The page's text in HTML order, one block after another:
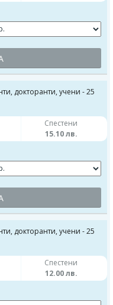
докторанти, учени - 25
Спестени
15.10 лв.
докторанти, учени - 25
Спестени
12.00 лв.